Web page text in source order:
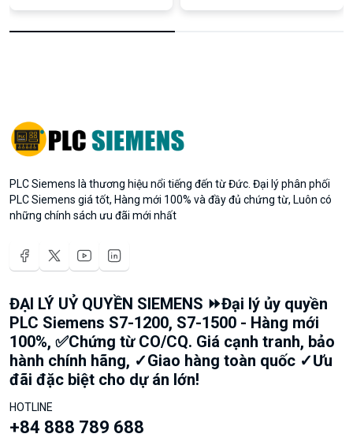
PLC Siemens là thương hiệu nổi tiếng đến từ Đức. Đại lý phân phối
PLC Siemens giá tốt, Hàng mới 100% và đầy đủ chứng từ, Luôn có
những chính sách ưu đãi mới nhất
ĐẠI LÝ UỶ QUYỀN SIEMENS ⏩Đại lý ủy quyền
PLC Siemens S7-1200, S7-1500 - Hàng mới
100%, ✅Chứng từ CO/CQ. Giá cạnh tranh, bảo
hành chính hãng, ✓Giao hàng toàn quốc ✓Ưu
đãi đặc biệt cho dự án lớn!
HOTLINE
+84 888 789 688